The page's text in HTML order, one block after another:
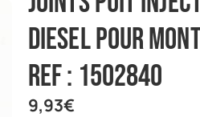
diesel pour
ref : 1502840
9,93€